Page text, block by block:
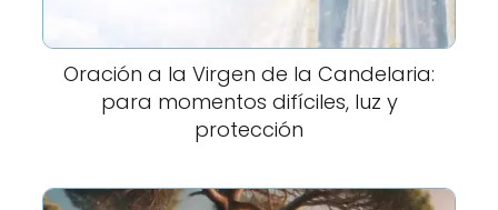
Oración a la Virgen de la Candelaria:
para momentos difíciles, luz y
protección